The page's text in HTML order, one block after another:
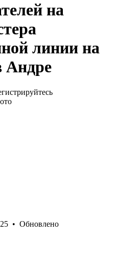
на
линии на
Андре
• Обновлено